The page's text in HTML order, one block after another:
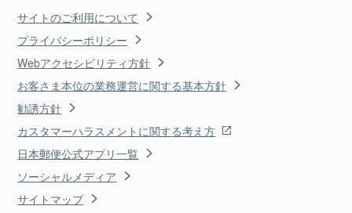
サイトのご利用について
プライバシーポリシー
Webアクセシビリティ方針
お客さま本位の業務運営に関する基本方針
勧誘方針
カスタマーハラスメントに関する考え方
日本郵便公式アプリ一覧
ソーシャルメディア
サイトマップ